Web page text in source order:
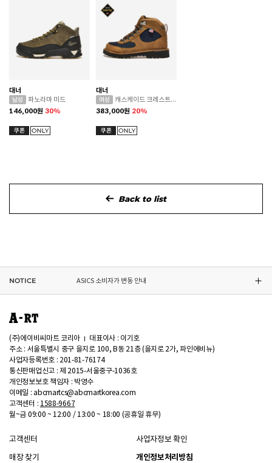
대너
파노라마 미드
146,000원 30%
대너
캐스케이드 크레스트 고어텍스
383,000원 20%
Back to list
NOTICE ASICS 소비자가 변동 안내
NIKE 소비자가 변동 안내
CONVERSE 소비자가 변동 안내
ASICS 소비자가 변동 안내
(주)에이비씨마트 코리아
대표이사 : 이기호
주소 : 서울특별시 중구 을지로 100, B동 21층 (을지로 2가, 파인에비뉴)
사업자등록번호 : 201-81-76174
통신판매업신고 : 제 2015-서울중구-1036호
개인정보보호 책임자 : 박영수
이메일 : abcmartcs@abcmartkorea.com
고객센터 : 1588-9667
월~금 09:00 ~ 12:00 / 13:00 ~ 18:00 (공휴일 휴무)
고객센터
매장 찾기
사업자정보 확인
개인정보처리방침